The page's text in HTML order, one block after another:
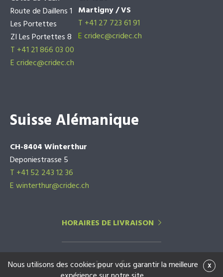
Route de Daillens 1
Les Portettes
ZI Les Portettes 8
T +41 21 866 03 00
Ecridec@cridec.ch
Martigny / VS
T +41 27 723 61 91
Ecridec@cridec.ch
Suisse Alémanique
CH-8404 Winterthur
Deponiestrasse 5
T +41 52 243 12 36
E winterthur@cridec.ch
HORAIRES DE LIVRAISON
x
Nous utilisons des cookies pour vous garantir la meilleure